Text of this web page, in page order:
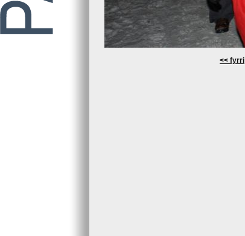
<< fyrri